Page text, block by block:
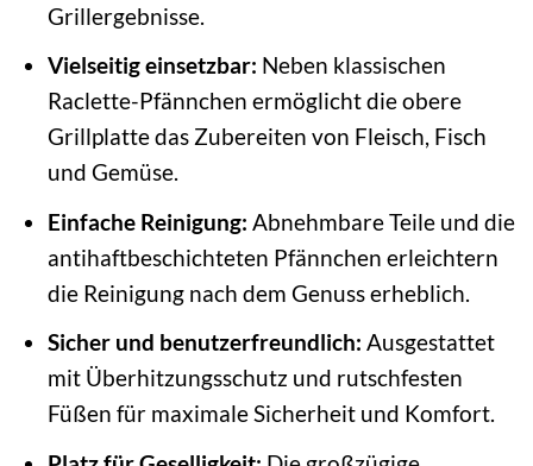
Grillergebnisse.
Vielseitig einsetzbar: Neben klassischen
Raclette-Pfännchen ermöglicht die obere
Grillplatte das Zubereiten von Fleisch, Fisch
und Gemüse.
Einfache Reinigung: Abnehmbare Teile und die
antihaftbeschichteten Pfännchen erleichtern
die Reinigung nach dem Genuss erheblich.
Sicher und benutzerfreundlich: Ausgestattet
mit Überhitzungsschutz und rutschfesten
Füßen für maximale Sicherheit und Komfort.